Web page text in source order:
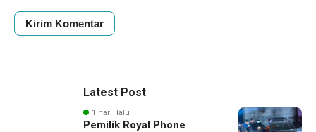
Latest Post
1 hari lalu
Pemilik Royal Phone